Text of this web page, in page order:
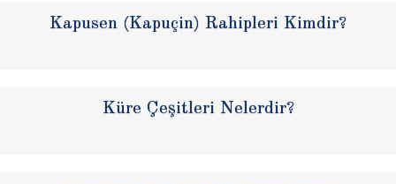
Kapusen (Kapuçin) Rahipleri Kimdir?
Küre Çeşitleri Nelerdir?